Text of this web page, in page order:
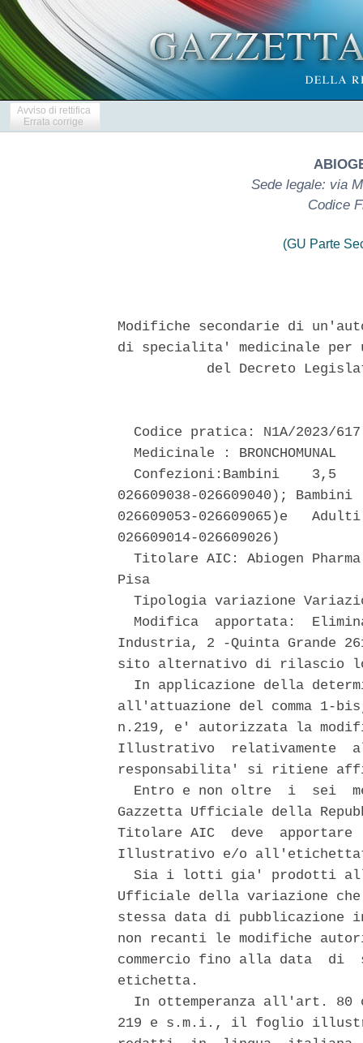
Avviso di rettifica
Errata corrige
Sede legale: via
Codice
(GU Parte
Modifiche secondarie di
di specialita' medicinale per
del Decreto
Codice pratica: N1A/2023/
  Medicinale : BRONCHOMUNAL
Confezioni:Bambini    3,5
026609038-026609040);
026609053-026609065)e
026609014-026609026)
Titolare AIC: Abiogen
Pisa
Tipologia variazione
Modifica  apportata:
Industria, 2 -Quinta Grande
sito alternativo di
In applicazione della
all'attuazione del comma 1-
n.219, e' autorizzata la
Illustrativo  relativamente
responsabilita' si ritiene
Entro e non oltre  i  sei
Gazzetta Ufficiale della
Titolare AIC  deve
Illustrativo e/o
Sia i lotti gia' prodotti
Ufficiale della variazione
stessa data di
non recanti le modifiche
commercio fino alla data  di
etichetta.
In ottemperanza all'art. 80
219 e s.m.i., il foglio